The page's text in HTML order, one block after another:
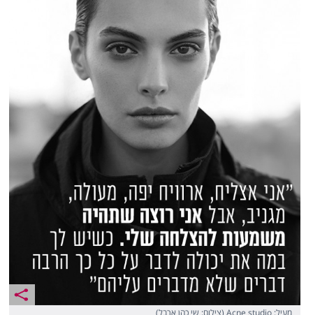
מעיל: Acne studio (צילום: שי כהן ארבל)